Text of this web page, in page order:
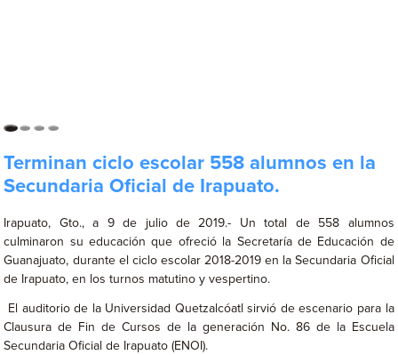
Terminan ciclo escolar 558 alumnos en la
Secundaria Oficial de Irapuato.
Irapuato, Gto., a 9 de julio de 2019.- Un total de 558 alumnos
culminaron su educación que ofreció la Secretaría de Educación de
Guanajuato, durante el ciclo escolar 2018-2019 en la Secundaria Oficial
de Irapuato, en los turnos matutino y vespertino.
El auditorio de la Universidad Quetzalcóatl sirvió de escenario para la
Clausura de Fin de Cursos de la generación No. 86 de la Escuela
Secundaria Oficial de Irapuato (ENOI).